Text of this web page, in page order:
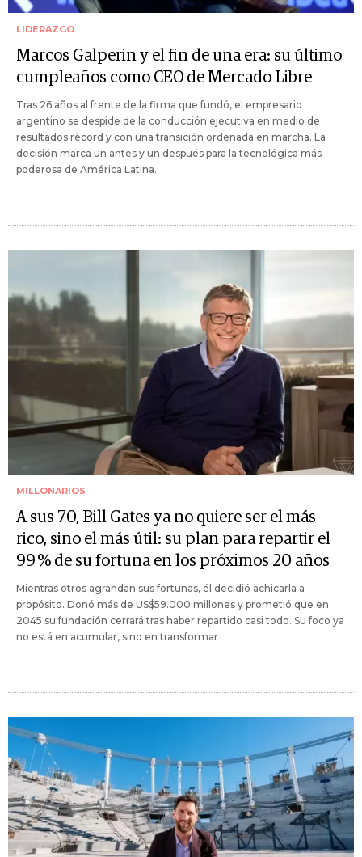
LIDERAZGO
Marcos Galperin y el fin de una era: su último
cumpleaños como CEO de Mercado Libre
Tras 26 años al frente de la firma que fundó, el empresario
argentino se despide de la conducción ejecutiva en medio de
resultados récord y con una transición ordenada en marcha. La
decisión marca un antes y un después para la tecnológica más
poderosa de América Latina.
MILLONARIOS
A sus 70, Bill Gates ya no quiere ser el más
rico, sino el más útil: su plan para repartir el
99 % de su fortuna en los próximos 20 años
Mientras otros agrandan sus fortunas, él decidió achicarla a
propósito. Donó más de US$59.000 millones y prometió que en
2045 su fundación cerrará tras haber repartido casi todo. Su foco ya
no está en acumular, sino en transformar